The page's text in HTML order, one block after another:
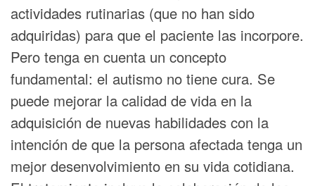
actividades rutinarias (que no han sido
adquiridas) para que el paciente las incorpore.
Pero tenga en cuenta un concepto
fundamental: el autismo no tiene cura. Se
puede mejorar la calidad de vida en la
adquisición de nuevas habilidades con la
intención de que la persona afectada tenga un
mejor desenvolvimiento en su vida cotidiana.